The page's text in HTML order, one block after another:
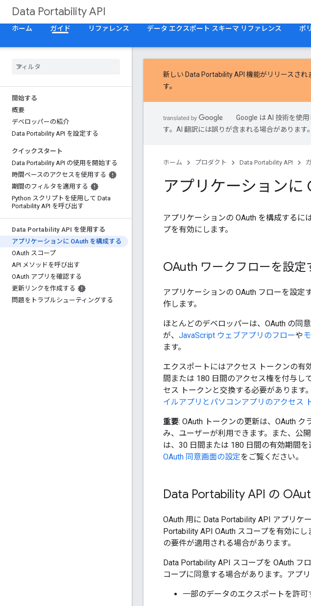
Data Portability API
ホーム
ガイド リファレンス データ エクスポート スキーマ リファレンス ポ
開始する
概要
デベロッパーの紹介
Data Portability API を設定する
クイックスタート
Data Portability API の使用を開始する
時間ベースのアクセスを使用する
期間のフィルタを適用する
Python スクリプトを使用して Data
Portability API を呼び出す
Data Portability API を使用する
アプリケーションに OAuth を構成する
OAuth スコープ
API メソッドを呼び出す
OAuth アプリを確認する
更新リンクを作成する
問題をトラブルシューティングする
新しい Data Portability API 機能がリリースされ
す。
Google は AI 技術を使
す。AI 翻訳には誤りが含まれる場合があります。
ホーム プロダクト Data Portability API
アプリケーションに
アプリケーションの OAuth を構成するに
プを有効にします。
OAuth ワークフローを設定
アプリケーションの OAuth フローを設定
作します。
ほとんどのデベロッパーは、OAuth の同
が、 JavaScript ウェブアプリのフローや
ます。
エクスポートにはアクセス トークンの有
間または 180 日間のアクセス権を付与し
セス トークンと交換する必要があります
イルアプリとパソコンアプリのアクセス
重要: OAuth トークンの更新は、OAuth
み、ユーザーが利用できます。また、公
は、30 日間または 180 日間の有効期間を
OAuth 同意画面の設定をご覧ください。
Data Portability API の
OAuth 用に Data Portability API アプリケ
Portability API OAuth スコープを有効にし
の要件が適用される場合があります。
Data Portability API スコープを OAuth フ
コープに同意する場合があります。アプ
一部のデータのエクスポートを許可